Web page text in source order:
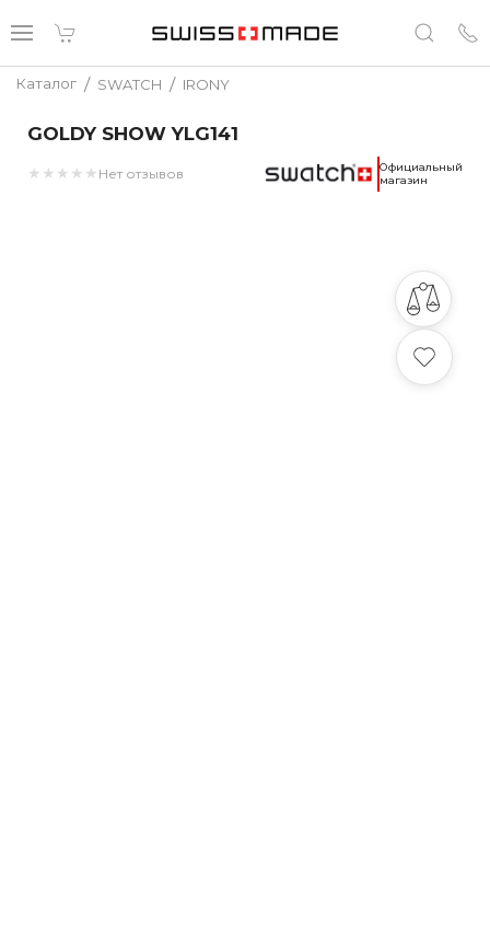
Каталог / SWATCH / IRONY
GOLDY SHOW YLG141
★ ★ ★ ★ ★ Нет отзывов
Официальный
магазин